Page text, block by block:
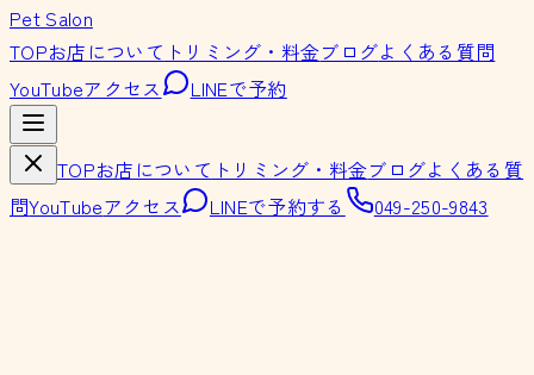
Pet Salon
TOPお店について トリミング・料金ブログよくある質問
YouTubeアクセス LINEで予約
TOPお店について トリミング・料金ブログよくある質
問YouTubeアクセス LINEで予約する 049-250-9843